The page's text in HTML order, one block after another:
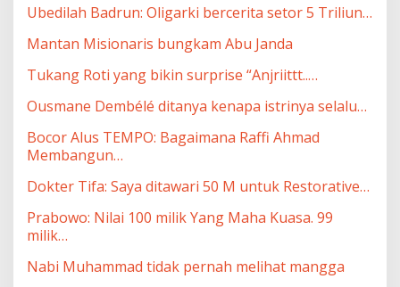
Ubedilah Badrun: Oligarki bercerita setor 5 Triliun…
Mantan Misionaris bungkam Abu Janda
Tukang Roti yang bikin surprise “Anjriittt..…
Ousmane Dembélé ditanya kenapa istrinya selalu…
Bocor Alus TEMPO: Bagaimana Raffi Ahmad
Membangun…
Dokter Tifa: Saya ditawari 50 M untuk Restorative…
Prabowo: Nilai 100 milik Yang Maha Kuasa. 99
milik…
Nabi Muhammad tidak pernah melihat mangga